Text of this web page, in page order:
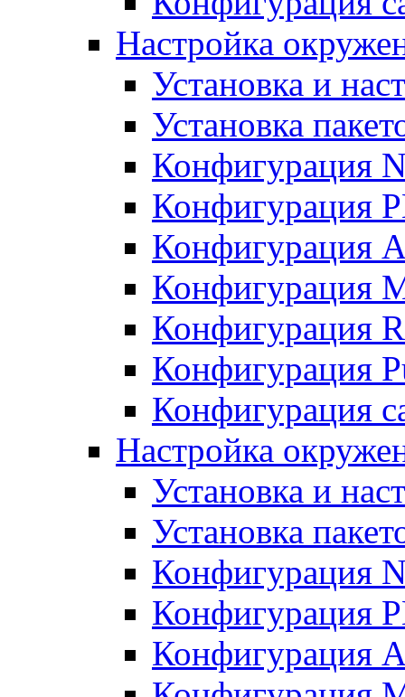
Настройка
Установка и
Установка
Конфигурация
Конфигурация
Конфигурация
Конфигурация
Конфигурация
Конфигурация
Конфигурация
Настройка
Установка и
Установка
Конфигурация
Конфигурация
Конфигурация